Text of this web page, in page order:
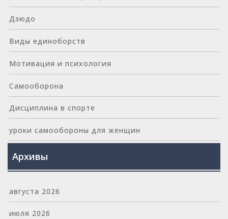
Дзюдо
Виды единоборств
Мотивация и психология
Самооборона
Дисциплина в спорте
уроки самообороны для женщин
Архивы
августа 2026
июля 2026